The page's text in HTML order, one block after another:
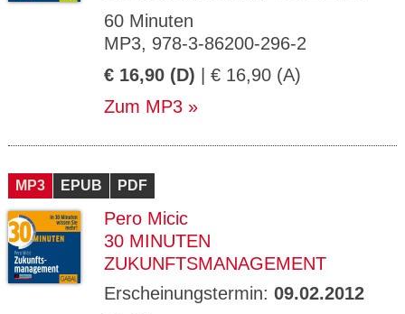
60 Minuten
MP3, 978-3-86200-296-2
€ 16,90 (D) | € 16,90 (A)
Zum MP3
MP3 EPUB PDF
Pero Micic
30 MINUTEN
ZUKUNFTSMANAGEMENT
Erscheinungstermin: 09.02.2012